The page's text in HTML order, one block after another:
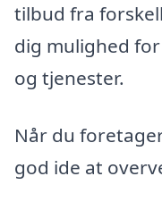
tilbud fra
dig mulighed
og tjenester.
Når du
god ide at